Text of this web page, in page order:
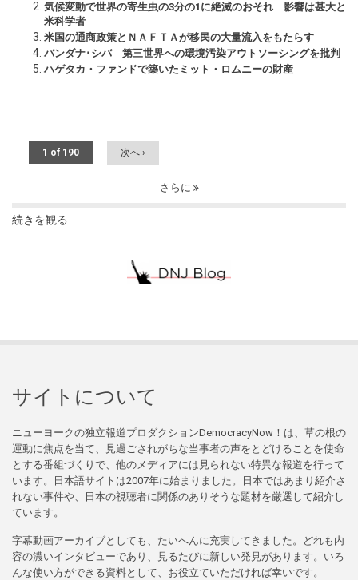
気候変動で世界の寄生虫の3分の1に絶滅のおそれ 影響は甚大と
米科学者
米国の通商政策とＮＡＦＴＡが移民の大量流入をもたらす
バンダナ･シバ 第三世界への環境汚染アウトソーシングを批判
ハゲタカ・ファンドで築いたミット・ロムニーの財産
1 of 190 次へ ›
さらに
続きを観る
サイトについて
ニューヨークの独立報道プロダクションDemocracyNow！は、草の根の
運動に焦点を当て、見過ごされがちな当事者の声をとどけることを使命
とする番組づくりで、他のメディアには見られない特異な報道を行って
います。日本語サイトは2007年に始まりました。日本ではあまり紹介さ
れない事件や、日本の視聴者に関係のありそうな題材を厳選して紹介し
ています。
字幕動画アーカイブとしても、たいへんに充実してきました。どれも内
容の濃いインタビューであり、見るたびに新しい発見があります。いろ
んな使い方ができる資料として、お役立ていただければ幸いです。